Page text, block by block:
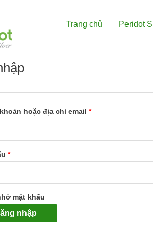
Trang chủ Peridot
hoặc địa chỉ email *
*
mật khẩu
nhập